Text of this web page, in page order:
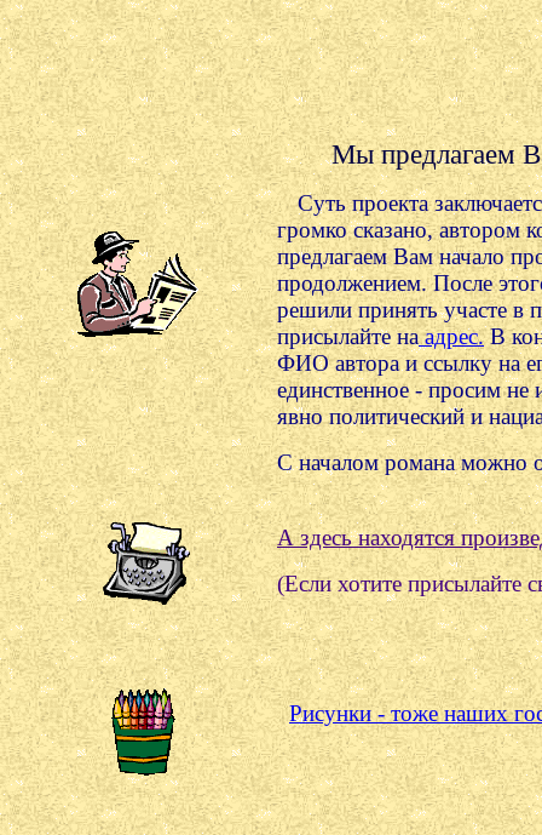
Мы предлагаем
Суть проекта
громко сказано, автором
предлагаем Вам начало
продолжением. После
решили принять участе в
присылайте наадрес.В
ФИО автора и ссылку на
единственное - просим
явно политический и
С началом романа можно
А здесь находятся
(Если хотите присылайте
Рисунки - тоже наших